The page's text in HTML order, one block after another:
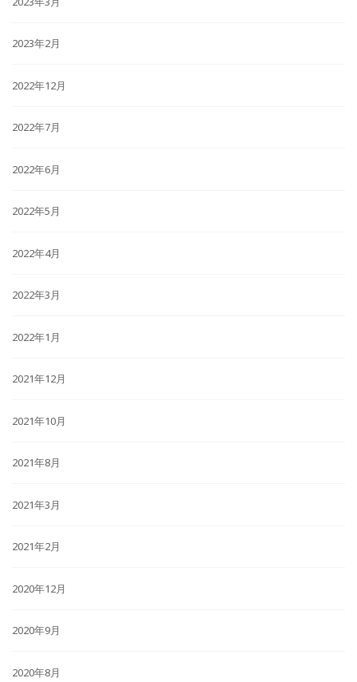
2023年2月
2022年12月
2022年7月
2022年6月
2022年5月
2022年4月
2022年3月
2022年1月
2021年12月
2021年10月
2021年8月
2021年3月
2021年2月
2020年12月
2020年9月
2020年8月